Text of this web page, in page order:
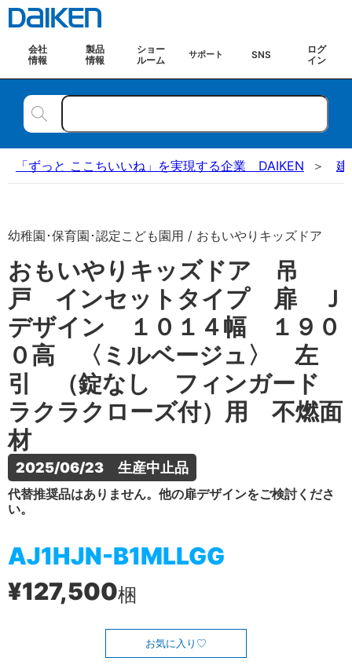
会社
情報
製品
情報
ショー
ルーム
サポート SNS
ログ
イン
「ずっと ここちいいね」を実現する企業 DAIKEN 建
幼稚園･保育園･認定こども園用 / おもいやりキッズドア
おもいやりキッズドア 吊
戸 インセットタイプ 扉 Ｊ
デザイン １０１４幅 １９０
０高 〈ミルベージュ〉 左
引 （錠なし フィンガード
ラクラクローズ付）用 不燃面
材
2025/06/23　生産中止品
代替推奨品はありません。他の扉デザインをご検討くださ
い。
AJ1HJN-B1MLLGG
¥127,500梱
お気に入り